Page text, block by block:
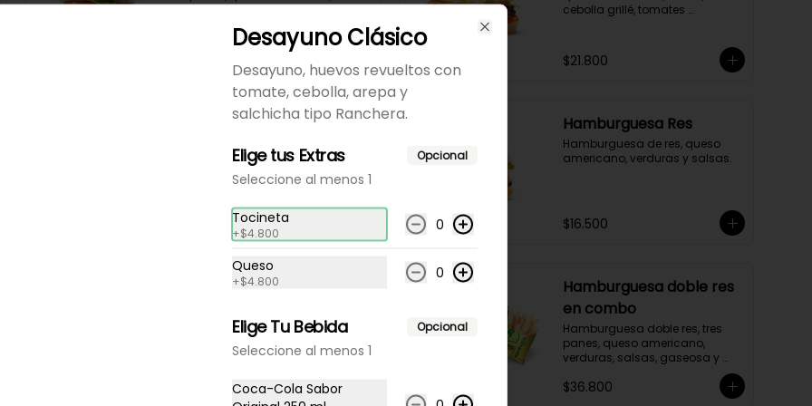
verduras, salsas.
$26.300
cebolla grillé, tomates
$21.800
Hamburguesa Pollo
americano, verduras, salsas.
$17.700
Hamburguesa Res
Hamburguesa de res, queso
americano, verduras y salsas.
$16.500
Hamburguesa de Res en
Hamburguesa de res, queso
americano, verduras y salsas,
gaseosa y acompañamiento a
$27.000
Hamburguesa doble res
en combo
Hamburguesa doble res, tres
panes, queso americano,
verduras, salsas, gaseosa y
acompañamiento a elección.
$36.800
Desayuno Clásico
Desayuno, huevos revueltos con
tomate, cebolla, arepa y
salchicha tipo Ranchera.
Elige tus Extras Opcional
Seleccione al menos 1
Tocineta
+$4.800 0
Queso
+$4.800 0
Elige Tu Bebida Opcional
Seleccione al menos 1
Coca-Cola Sabor